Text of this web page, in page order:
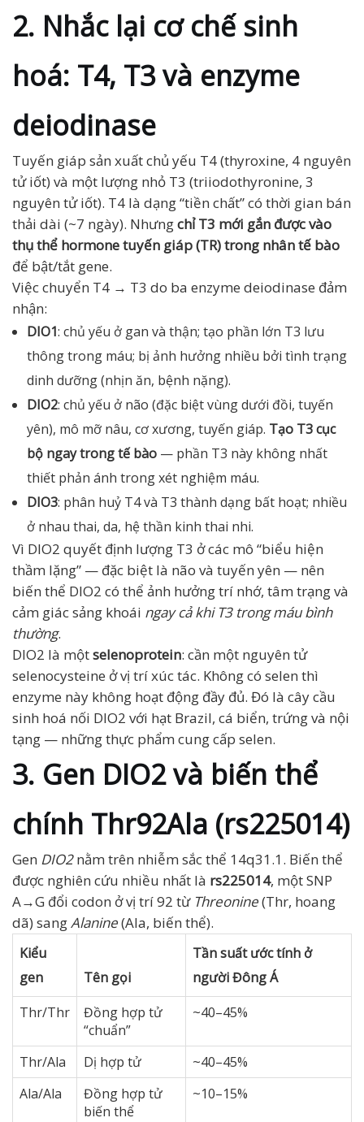
2. Nhắc lại cơ chế sinh
hoá: T4, T3 và enzyme
deiodinase
Tuyến giáp sản xuất chủ yếu T4 (thyroxine, 4 nguyên
tử iốt) và một lượng nhỏ T3 (triiodothyronine, 3
nguyên tử iốt). T4 là dạng “tiền chất” có thời gian bán
thải dài (~7 ngày). Nhưngchỉ T3 mới gắn được vào
thụ thể hormone tuyến giáp (TR) trong nhân tế bào
để bật/tắt gene.
Việc chuyển T4 → T3 do ba enzyme deiodinase đảm
nhận:
DIO1: chủ yếu ở gan và thận; tạo phần lớn T3 lưu
thông trong máu; bị ảnh hưởng nhiều bởi tình trạng
dinh dưỡng (nhịn ăn, bệnh nặng).
DIO2: chủ yếu ở não (đặc biệt vùng dưới đồi, tuyến
yên), mô mỡ nâu, cơ xương, tuyến giáp. Tạo T3 cục
bộ ngay trong tế bào — phần T3 này không nhất
thiết phản ánh trong xét nghiệm máu.
DIO3: phân huỷ T4 và T3 thành dạng bất hoạt; nhiều
ở nhau thai, da, hệ thần kinh thai nhi.
Vì DIO2 quyết định lượng T3 ở các mô “biểu hiện
thầm lặng” — đặc biệt là não và tuyến yên — nên
biến thể DIO2 có thể ảnh hưởng trí nhớ, tâm trạng và
cảm giác sảng khoái ngay cả khi T3 trong máu bình
thường.
DIO2 là mộtselenoprotein: cần một nguyên tử
selenocysteine ở vị trí xúc tác. Không có selen thì
enzyme này không hoạt động đầy đủ. Đó là cây cầu
sinh hoá nối DIO2 với hạt Brazil, cá biển, trứng và nội
tạng — những thực phẩm cung cấp selen.
3. Gen DIO2 và biến thể
chính Thr92Ala (rs225014)
Gen DIO2nằm trên nhiễm sắc thể 14q31.1. Biến thể
được nghiên cứu nhiều nhất là rs225014, một SNP
A→G đổi codon ở vị trí 92 từ Threonine(Thr, hoang
dã) sangAlanine(Ala, biến thể).
Kiểu
gen
Tên gọi
Tần suất ước tính ở
người Đông Á
Thr/Thr
Đồng hợp tử
“chuẩn”
~40–45%
Thr/Ala Dị hợp tử
~40–45%
Ala/Ala
Đồng hợp tử
biến thể
~10–15%